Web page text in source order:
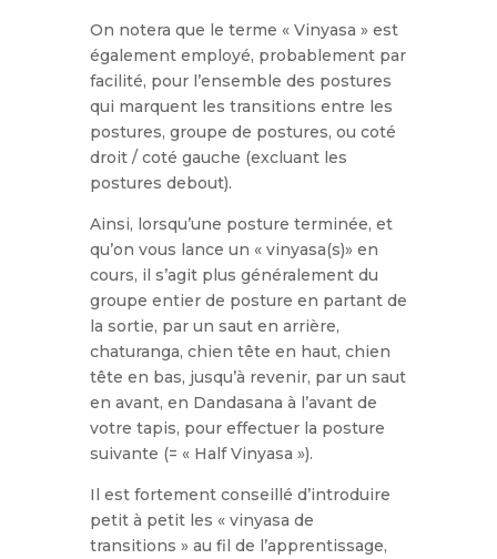
On notera que le terme « Vinyasa » est
également employé, probablement par
facilité, pour l’ensemble des postures
qui marquent les transitions entre les
postures, groupe de postures, ou coté
droit / coté gauche (excluant les
postures debout).
Ainsi, lorsqu’une posture terminée, et
qu’on vous lance un « vinyasa(s)» en
cours, il s’agit plus généralement du
groupe entier de posture en partant de
la sortie, par un saut en arrière,
chaturanga, chien tête en haut, chien
tête en bas, jusqu’à revenir, par un saut
en avant, en Dandasana à l’avant de
votre tapis, pour effectuer la posture
suivante (= « Half Vinyasa »).
Il est fortement conseillé d’introduire
petit à petit les « vinyasa de
transitions » au fil de l’apprentissage,